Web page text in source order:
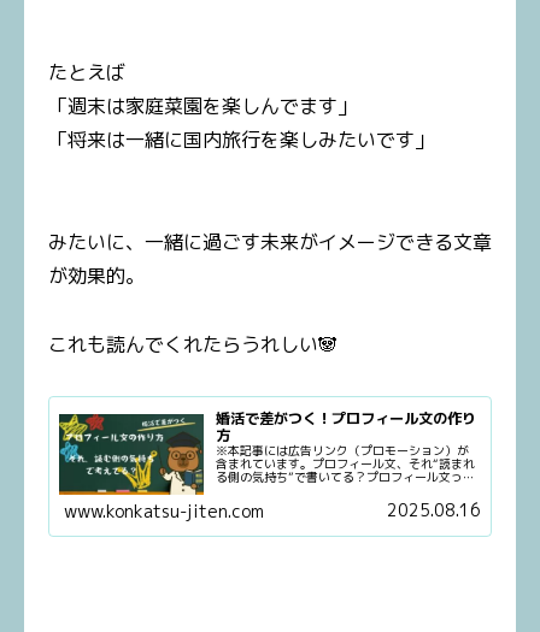
たとえば
「週末は家庭菜園を楽しんでます」
「将来は一緒に国内旅行を楽しみたいです」
みたいに、一緒に過ごす未来がイメージできる文章
が効果的。
これも読んでくれたらうれしい🐼
婚活で差がつく！プロフィール文の作り
方
※本記事には広告リンク（プロモーション）が
含まれています。プロフィール文、それ“読まれ
る側の気持ち”で書いてる？プロフィール文っ
だけどパンダが現場で見てきた限り──ここで
損してる人、めちゃくちゃ多い...
www.konkatsu-jiten.com 2025.08.16